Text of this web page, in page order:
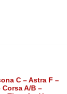
C – Astra F –
Corsa A/B –